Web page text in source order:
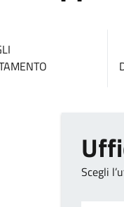
Scegli